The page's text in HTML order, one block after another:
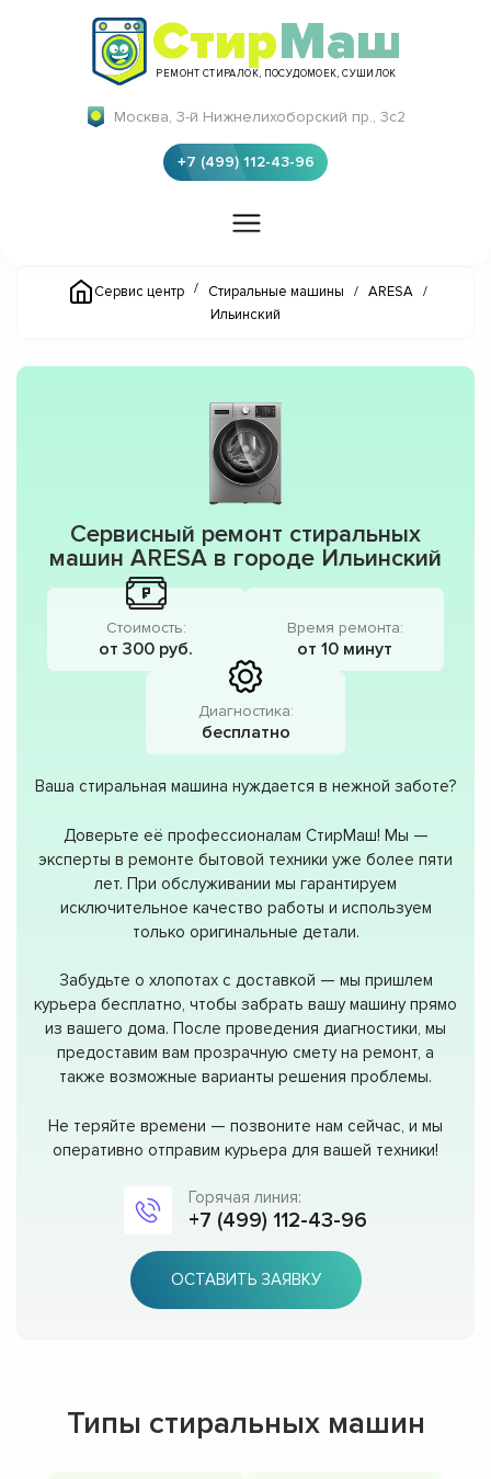
СтирМаш
РЕМОНТ СТИРАЛОК, ПОСУДОМОЕК, СУШИЛОК
Москва, 3-й Нижнелихоборский пр., 3с2
+7 (499) 112-43-96
Сервис центр / Стиральные машины / ARESA /
Ильинский
Сервисный ремонт стиральных
машин ARESA в городе Ильинский
Стоимость:
от 300 руб.
Время ремонта:
от 10 минут
Диагностика:
бесплатно
Ваша стиральная машина нуждается в нежной заботе?
Доверьте её профессионалам СтирМаш! Мы —
эксперты в ремонте бытовой техники уже более пяти
лет. При обслуживании мы гарантируем
исключительное качество работы и используем
только оригинальные детали.
Забудьте о хлопотах с доставкой — мы пришлем
курьера бесплатно, чтобы забрать вашу машину прямо
из вашего дома. После проведения диагностики, мы
предоставим вам прозрачную смету на ремонт, а
также возможные варианты решения проблемы.
Не теряйте времени — позвоните нам сейчас, и мы
оперативно отправим курьера для вашей техники!
Горячая линия:
+7 (499) 112-43-96
ОСТАВИТЬ ЗАЯВКУ
Типы стиральных машин